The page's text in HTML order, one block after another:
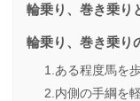
輪乗り、巻き乗り
輪乗り、巻き乗り
1.ある程度馬を
2.内側の手綱を